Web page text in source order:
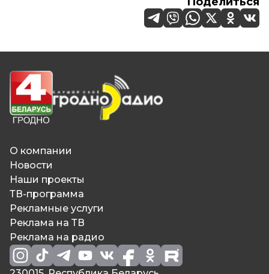
О компании
Новости
Наши проекты
ТВ-программа
Рекламные услуги
Реклама на ТВ
Реклама на радио